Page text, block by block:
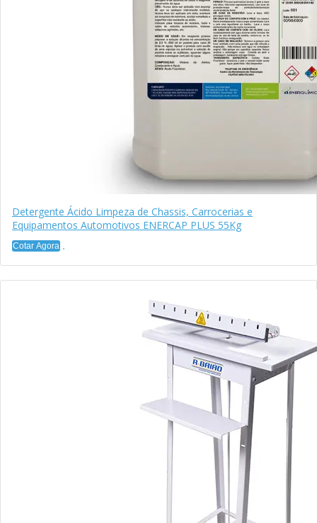
Detergente Ácido Limpeza de Chassis, Carrocerias e
Equipamentos Automotivos ENERCAP PLUS 55Kg
Cotar Agora